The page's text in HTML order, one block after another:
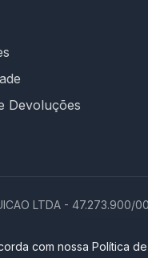
Devoluções
LTDA -
por Promptor
com nossa Política